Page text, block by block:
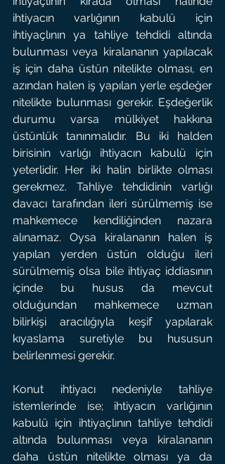
ihtiyacın varlığının kabulü için
ihtiyaçlının ya tahliye tehdidi altında
bulunması veya kiralananın yapılacak
iş için daha üstün nitelikte olması, en
azından halen iş yapılan yerle eşdeğer
nitelikte bulunması gerekir. Eşdeğerlik
durumu varsa mülkiyet hakkına
üstünlük tanınmalıdır. Bu iki halden
birisinin varlığı ihtiyacın kabulü için
yeterlidir. Her iki halin birlikte olması
gerekmez. Tahliye tehdidinin varlığı
davacı tarafından ileri sürülmemiş ise
mahkemece kendiliğinden nazara
alınamaz. Oysa kiralananın halen iş
yapılan yerden üstün olduğu ileri
sürülmemiş olsa bile ihtiyaç iddiasının
içinde bu husus da mevcut
olduğundan mahkemece uzman
bilirkişi aracılığıyla keşif yapılarak
kıyaslama suretiyle bu hususun
belirlenmesi gerekir.
Konut ihtiyacı nedeniyle tahliye
istemlerinde ise; ihtiyacın varlığının
kabulü için ihtiyaçlının tahliye tehdidi
altında bulunması veya kiralananın
daha üstün nitelikte olması ya da